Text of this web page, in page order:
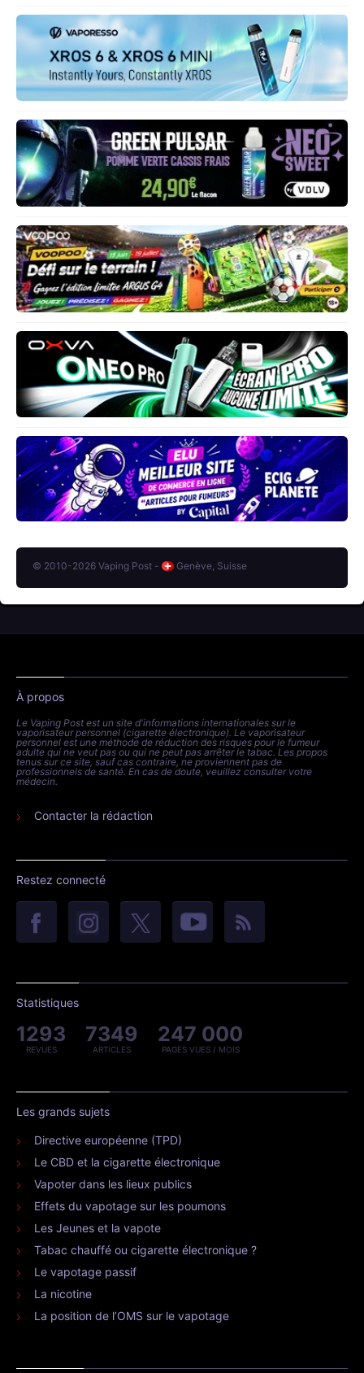
© 2010-2026 Vaping Post - Genève, Suisse
À propos
Le Vaping Post est un site d'informations internationales sur le
vaporisateur personnel (cigarette électronique). Le vaporisateur
personnel est une méthode de réduction des risques pour le fumeur
adulte qui ne veut pas ou qui ne peut pas arrêter le tabac. Les propos
tenus sur ce site, sauf cas contraire, ne proviennent pas de
professionnels de santé. En cas de doute, veuillez consulter votre
médecin.
Contacter la rédaction
Restez connecté
Statistiques
1293
REVUES
7349
ARTICLES
247 000
PAGES VUES / MOIS
Les grands sujets
Directive européenne (TPD)
Le CBD et la cigarette électronique
Vapoter dans les lieux publics
Effets du vapotage sur les poumons
Les Jeunes et la vapote
Tabac chauffé ou cigarette électronique ?
Le vapotage passif
La nicotine
La position de l’OMS sur le vapotage